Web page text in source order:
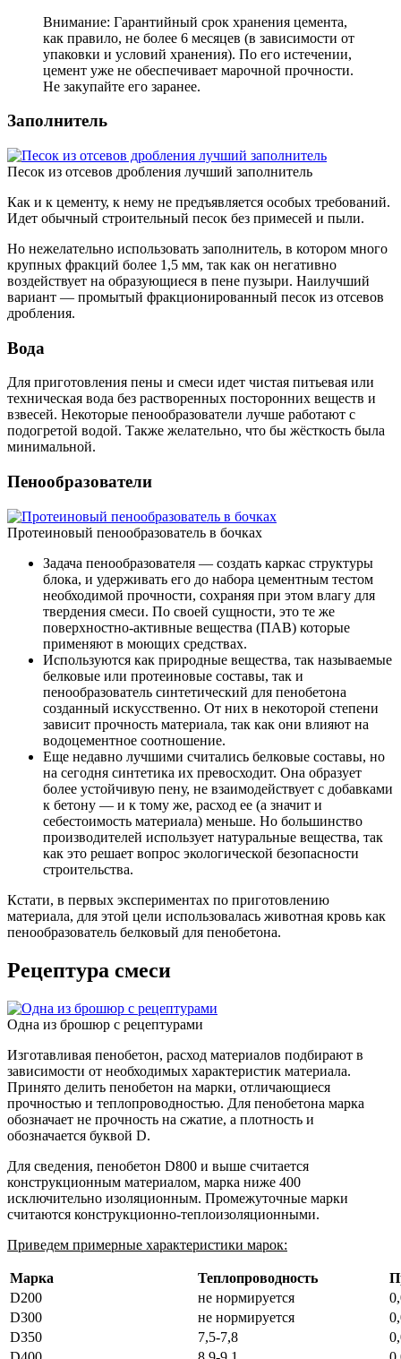
Внимание: Гарантийный срок хранения цемента,
как правило, не более 6 месяцев (в зависимости от
упаковки и условий хранения). По его истечении,
цемент уже не обеспечивает марочной прочности.
Не закупайте его заранее.
Заполнитель
Песок из отсевов дробления лучший заполнитель
Как и к цементу, к нему не предъявляется особых требований.
Идет обычный строительный песок без примесей и пыли.
Но нежелательно использовать заполнитель, в котором много
крупных фракций более 1,5 мм, так как он негативно
воздействует на образующиеся в пене пузыри. Наилучший
вариант — промытый фракционированный песок из отсевов
дробления.
Вода
Для приготовления пены и смеси идет чистая питьевая или
техническая вода без растворенных посторонних веществ и
взвесей. Некоторые пенообразователи лучше работают с
подогретой водой. Также желательно, что бы жёсткость была
минимальной.
Пенообразователи
Протеиновый пенообразователь в бочках
Задача пенообразователя — создать каркас структуры
блока, и удерживать его до набора цементным тестом
необходимой прочности, сохраняя при этом влагу для
твердения смеси. По своей сущности, это те же
поверхностно-активные вещества (ПАВ) которые
применяют в моющих средствах.
Используются как природные вещества, так называемые
белковые или протеиновые составы, так и
пенообразователь синтетический для пенобетона
созданный искусственно. От них в некоторой степени
зависит прочность материала, так как они влияют на
водоцементное соотношение.
Еще недавно лучшими считались белковые составы, но
на сегодня синтетика их превосходит. Она образует
более устойчивую пену, не взаимодействует с добавками
к бетону — и к тому же, расход ее (а значит и
себестоимость материала) меньше. Но большинство
производителей использует натуральные вещества, так
как это решает вопрос экологической безопасности
строительства.
Кстати, в первых экспериментах по приготовлению
материала, для этой цели использовалась животная кровь как
пенообразователь белковый для пенобетона.
Рецептура смеси
Одна из брошюр с рецептурами
Изготавливая пенобетон, расход материалов подбирают в
зависимости от необходимых характеристик материала.
Принято делить пенобетон на марки, отличающиеся
прочностью и теплопроводностью. Для пенобетона марка
обозначает не прочность на сжатие, а плотность и
обозначается буквой D.
Для сведения, пенобетон D800 и выше считается
конструкционным материалом, марка ниже 400
исключительно изоляционным. Промежуточные марки
считаются конструкционно-теплоизоляционными.
Приведем примерные характеристики марок:
Марка Теплопроводность
D200
не нормируется
D300
не нормируется
D350
7,5-7,8